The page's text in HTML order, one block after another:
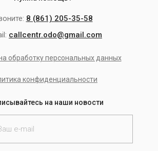
8 (861) 205-35-58
callcentr.odo@gmail.com
обработку персональных данных
конфиденциальности
на наши новости